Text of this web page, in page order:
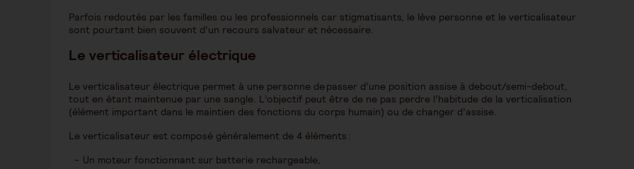
Parfois redoutés par les familles ou les professionnels car stigmatisants, le lève personne et le verticalisateur
sont pourtant bien souvent d’un recours salvateur et nécessaire.
Le verticalisateur électrique
Le verticalisateur électrique permet à une personne de passer d’une position assise à debout/semi-debout,
tout en étant maintenue par une sangle. L’objectif peut être de ne pas perdre l’habitude de la verticalisation
(élément important dans le maintien des fonctions du corps humain) ou de changer d’assise.
Le verticalisateur est composé généralement de 4 éléments :
Un moteur fonctionnant sur batterie rechargeable,